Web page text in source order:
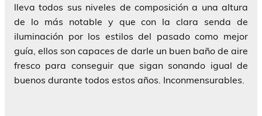
lleva todos sus niveles de composición a una altura
de lo más notable y que con la clara senda de
iluminación por los estilos del pasado como mejor
guía, ellos son capaces de darle un buen baño de aire
fresco para conseguir que sigan sonando igual de
buenos durante todos estos años. Inconmensurables.